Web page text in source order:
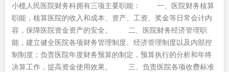
小榄人民医院财务科拥有三项主要职能： 一、医院财务核算
职能，核算医院的收入和成本、资产、工资、奖金等日常会计内
容，保障医院资金资产的安全。 二、医院财务经济管理职
能，建立健全医院各项财务管理制度、经济管理制度以及内部控
制制度；负责医院年度财务预算的制定，预算执行的分析和年终
决算工作，提高资金使用效果。 三、负责医院各项收费标准